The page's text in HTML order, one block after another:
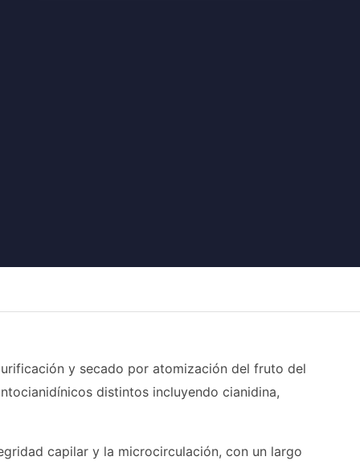
y secado por atomización del fruto del
distintos incluyendo cianidina,
capilar y la microcirculación, con un largo